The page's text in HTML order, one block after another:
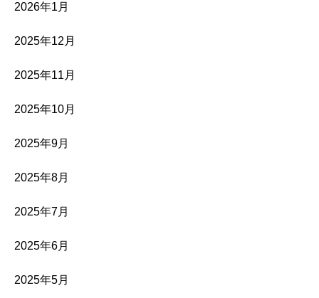
2026年1月
2025年12月
2025年11月
2025年10月
2025年9月
2025年8月
2025年7月
2025年6月
2025年5月